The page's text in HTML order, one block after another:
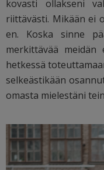
kovasti ollakseni
riittävästi. Mikään ei
en. Koska sinne
merkittävää
hetkessä
selkeästikään
omasta mielestäni